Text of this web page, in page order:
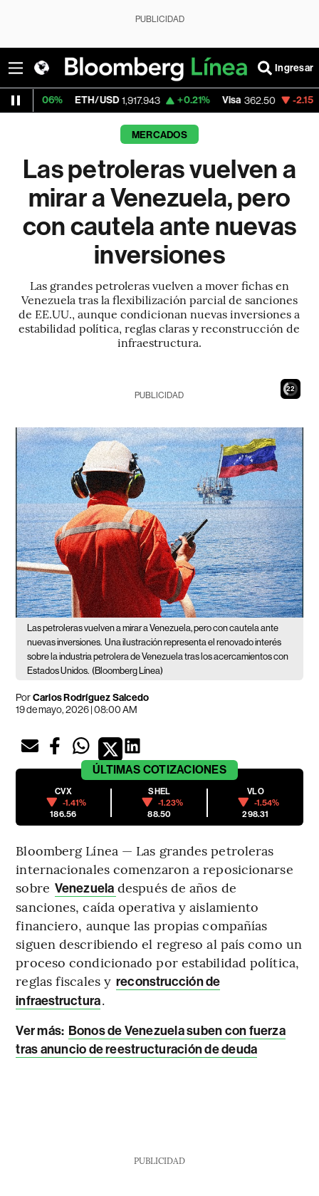
PUBLICIDAD
Ingresar
1,917.943 +0.21% Visa 362.50 -2.15% MercadoLibre
MERCADOS
Las petroleras vuelven a
mirar a Venezuela, pero
con cautela ante nuevas
inversiones
Las grandes petroleras vuelven a mover fichas en
Venezuela tras la flexibilización parcial de sanciones
de EE.UU., aunque condicionan nuevas inversiones a
estabilidad política, reglas claras y reconstrucción de
infraestructura.
21
PUBLICIDAD
Las petroleras vuelven a mirar a Venezuela, pero con cautela ante
nuevas inversiones. Una ilustración representa el renovado interés
sobre la industria petrolera de Venezuela tras los acercamientos con
Estados Unidos. (Bloomberg Línea)
PorCarlos Rodríguez Salcedo
19 de mayo, 2026 | 08:00 AM
ÚLTIMAS COTIZACIONES
CVX
-1.41%
186.56
SHEL
-1.23%
88.50
VLO
-1.54%
298.31
Bloomberg Línea — Las grandes petroleras
internacionales comenzaron a reposicionarse
sobre Venezuela después de años de
sanciones, caída operativa y aislamiento
financiero, aunque las propias compañías
siguen describiendo el regreso al país como un
proceso condicionado por estabilidad política,
reglas fiscales y reconstrucción de
infraestructura.
Ver más: Bonos de Venezuela suben con fuerza
tras anuncio de reestructuración de deuda
PUBLICIDAD